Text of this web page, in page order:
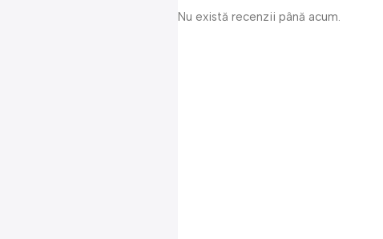
Nu există recenzii până acum.